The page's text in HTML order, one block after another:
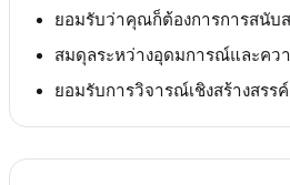
ยอมรับว่าคุณก็ต้องการการสนับ
สมดุลระหว่างอุดมการณ์และคว
ยอมรับการวิจารณ์เชิงสร้างสรรค์